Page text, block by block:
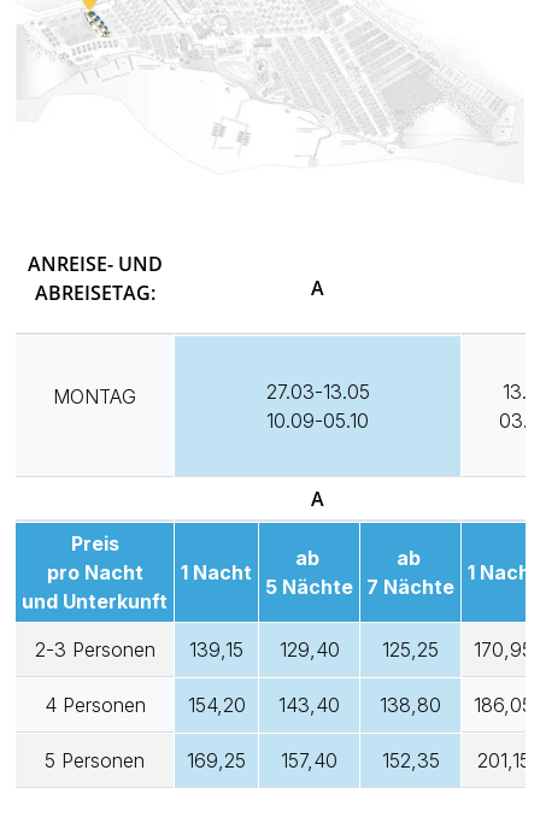
ANREISE- UND
ABREISETAG:
A
MONTAG
27.03-13.05
10.09-05.10
A
Preis
pro Nacht
und Unterkunft
1 Nacht
ab
5 Nächte
ab
7 Nächte
1 Nacht
2-3 Personen 139,15 129,40 125,25 170,95
4 Personen 154,20 143,40 138,80 186,05
5 Personen 169,25 157,40 152,35 201,15